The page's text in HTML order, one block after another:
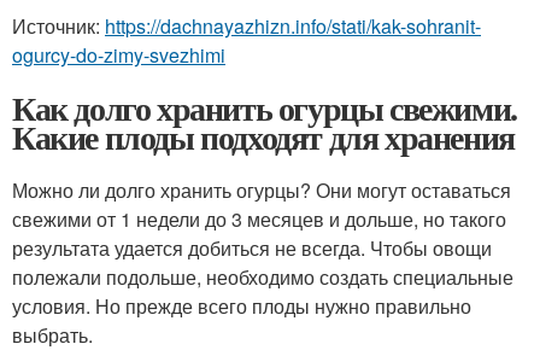
Источник: https://dachnayazhizn.info/stati/kak-sohranit-
ogurcy-do-zimy-svezhimi
Как долго хранить огурцы свежими.
Какие плоды подходят для хранения
Можно ли долго хранить огурцы? Они могут оставаться
свежими от 1 недели до 3 месяцев и дольше, но такого
результата удается добиться не всегда. Чтобы овощи
полежали подольше, необходимо создать специальные
условия. Но прежде всего плоды нужно правильно
выбрать.